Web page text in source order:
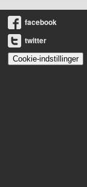
facebook
twitter
Cookie-indstillinger